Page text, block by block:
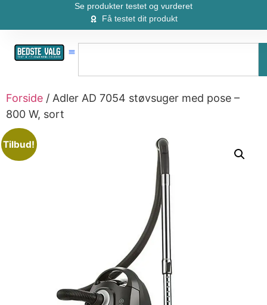
Se produkter testet og vurderet
Få testet dit produkt
Forside / Adler AD 7054 støvsuger med pose –
800 W, sort
Tilbud!